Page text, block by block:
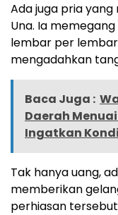
Ada juga pria
Una. Ia
lembar per
mengadahkan
Baca Juga :
Daerah Menuai
Ingatkan
Tak hanya uang,
memberikan
perhiasan